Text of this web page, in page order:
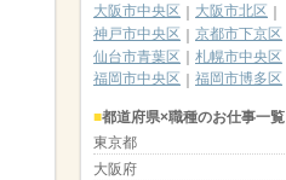
大阪市中央区
大阪市北区
神戸市中央区
京都市下京区
仙台市青葉区
札幌市中央区
福岡市中央区
福岡市博多区
都道府県×職種のお仕事一覧
東京都
大阪府